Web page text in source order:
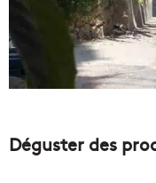
Déguster des